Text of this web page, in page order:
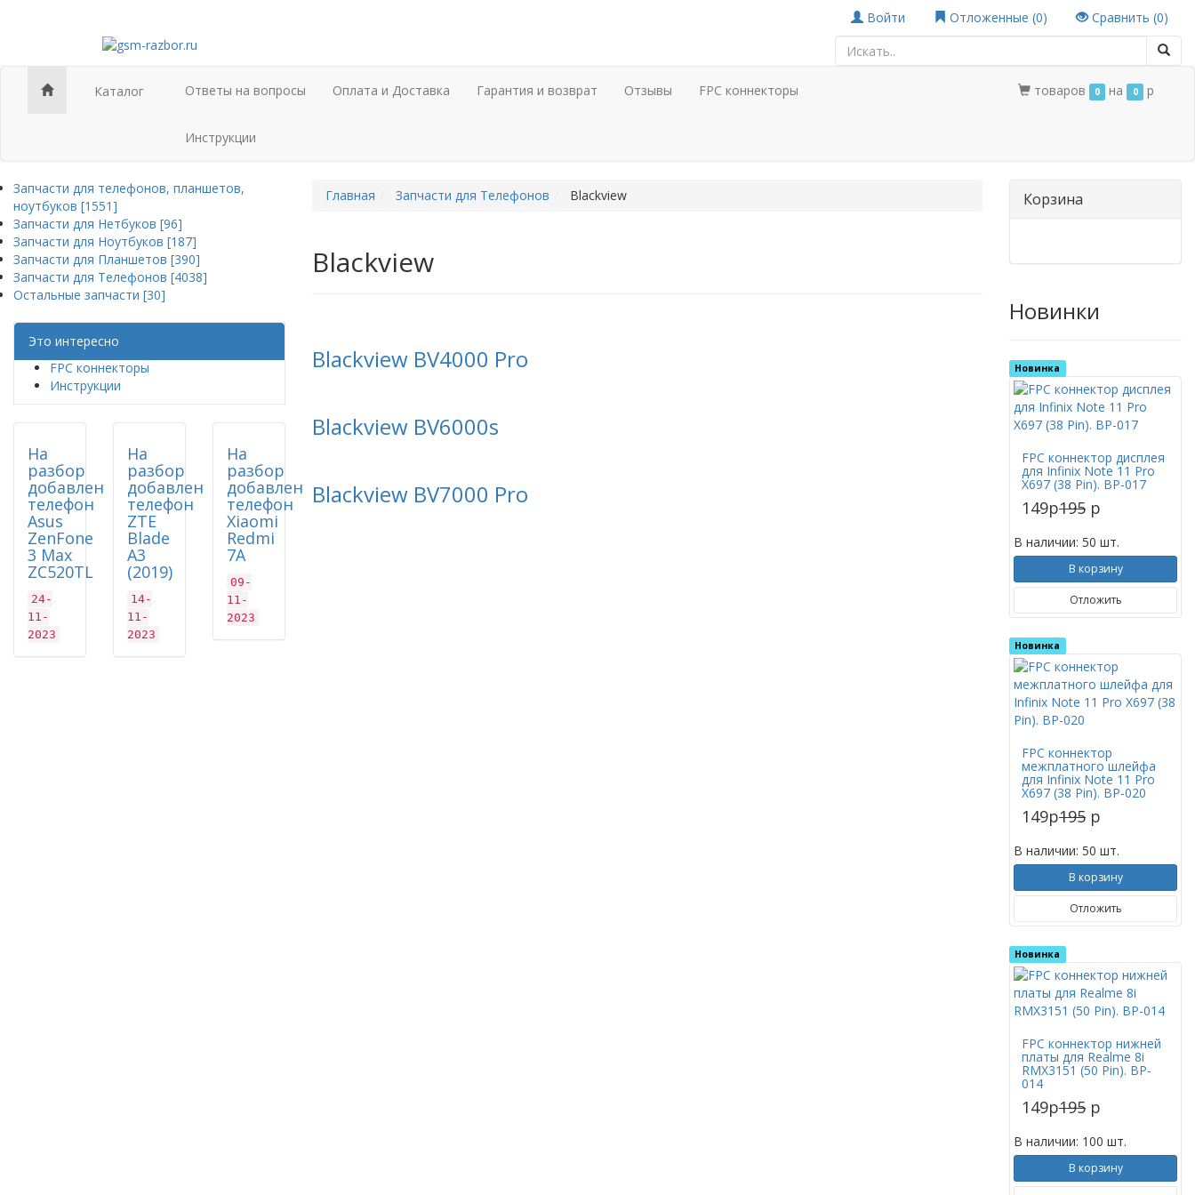
Войти Отложенные (0) Сравнить (0)
Каталог Ответы на вопросы Оплата и Доставка Гарантия и возврат Отзывы FPC коннекторы
Инструкции
товаров 0 на 0 p
Запчасти для телефонов, планшетов,
ноутбуков [1551]
Запчасти для Нетбуков [96]
Запчасти для Ноутбуков [187]
Запчасти для Планшетов [390]
Запчасти для Телефонов [4038]
Остальные запчасти [30]
Это интересно
FPC коннекторы
Инструкции
На
разбор
добавлен
телефон
Asus
ZenFone
3 Max
ZC520TL
24-
11-
2023
На
разбор
добавлен
телефон
ZTE
Blade
A3
(2019)
14-
11-
2023
На
разбор
добавлен
телефон
Xiaomi
Redmi
7A
09-
11-
2023
Главная Запчасти для Телефонов Blackview
Blackview
Blackview BV4000 Pro
Blackview BV6000s
Blackview BV7000 Pro
Корзина
Новинки
Новинка
FPC коннектор дисплея
для Infinix Note 11 Pro
X697 (38 Pin). BP-017
149p195 p
В наличии: 50 шт.
В корзину
Отложить
Новинка
FPC коннектор
межплатного шлейфа
для Infinix Note 11 Pro
X697 (38 Pin). BP-020
149p195 p
В наличии: 50 шт.
В корзину
Отложить
Новинка
FPC коннектор нижней
платы для Realme 8i
RMX3151 (50 Pin). BP-
014
149p195 p
В наличии: 100 шт.
В корзину